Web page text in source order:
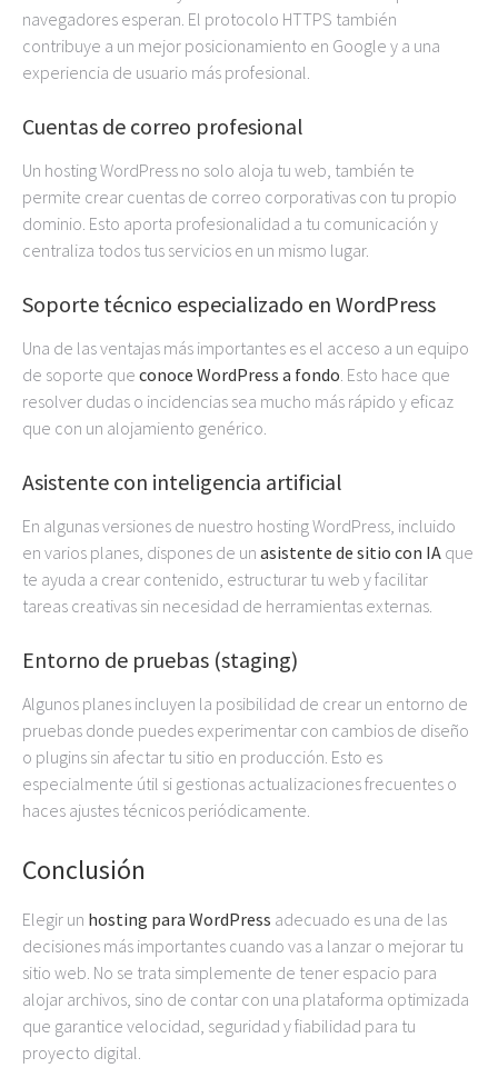
navegadores esperan. El protocolo HTTPS también
contribuye a un mejor posicionamiento en Google y a una
experiencia de usuario más profesional.
Cuentas de correo profesional
Un hosting WordPress no solo aloja tu web, también te
permite crear cuentas de correo corporativas con tu propio
dominio. Esto aporta profesionalidad a tu comunicación y
centraliza todos tus servicios en un mismo lugar.
Soporte técnico especializado en WordPress
Una de las ventajas más importantes es el acceso a un equipo
de soporte que conoce WordPress a fondo . Esto hace que
resolver dudas o incidencias sea mucho más rápido y eficaz
que con un alojamiento genérico.
Asistente con inteligencia artificial
En algunas versiones de nuestro hosting WordPress, incluido
en varios planes, dispones de un asistente de sitio con IA que
te ayuda a crear contenido, estructurar tu web y facilitar
tareas creativas sin necesidad de herramientas externas.
Entorno de pruebas (staging)
Algunos planes incluyen la posibilidad de crear un entorno de
pruebas donde puedes experimentar con cambios de diseño
o plugins sin afectar tu sitio en producción. Esto es
especialmente útil si gestionas actualizaciones frecuentes o
haces ajustes técnicos periódicamente.
Conclusión
Elegir un hosting para WordPress adecuado es una de las
decisiones más importantes cuando vas a lanzar o mejorar tu
sitio web. No se trata simplemente de tener espacio para
alojar archivos, sino de contar con una plataforma optimizada
que garantice velocidad, seguridad y fiabilidad para tu
proyecto digital.